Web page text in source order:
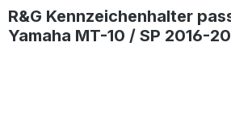
R&G Kennzeichenhalter
Yamaha MT-10 / SP 2016-